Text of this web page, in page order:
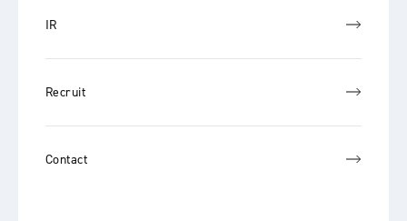
IR
Recruit
Contact